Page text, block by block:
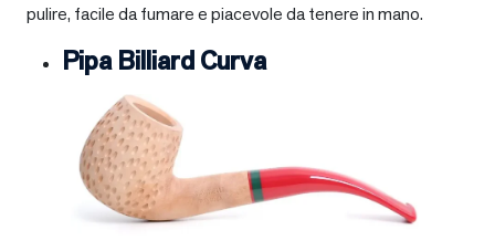
pulire, facile da fumare e piacevole da tenere in mano.
Pipa Billiard Curva